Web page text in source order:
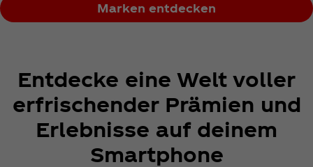
Marken entdecken
Entdecke eine Welt voller
erfrischender Prämien und
Erlebnisse auf deinem
Smartphone